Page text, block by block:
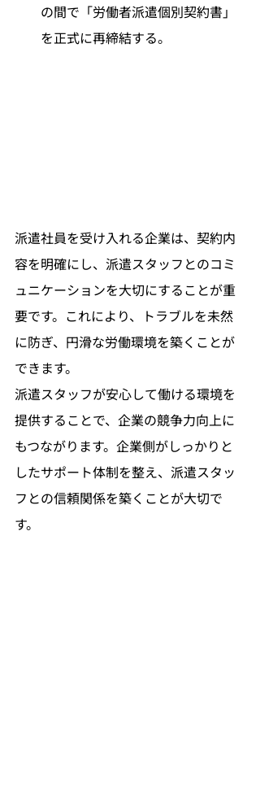
の間で「労働者派遣個別契約書」
を正式に再締結する。
派遣社員を受け入れる企業は、契約内
容を明確にし、派遣スタッフとのコミ
ュニケーションを大切にすることが重
要です。これにより、トラブルを未然
に防ぎ、円滑な労働環境を築くことが
できます。
派遣スタッフが安心して働ける環境を
提供することで、企業の競争力向上に
もつながります。企業側がしっかりと
したサポート体制を整え、派遣スタッ
フとの信頼関係を築くことが大切で
す。